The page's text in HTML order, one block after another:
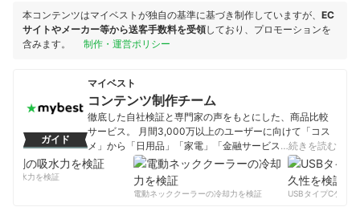
本コンテンツはマイベストが独自の基準に基づき制作していますが、 EC
サイトやメーカー等から送客手数料を受領しており、プロモーションを
含みます。
制作・運営ポリシー
ガイド
マイベスト
コンテンツ制作チーム
徹底した自社検証と専門家の声をもとにした、商品比較
サービス。 月間3,000万以上のユーザーに向けて「コス
メ」から「日用品」「家電」「金融サービス」まで、ベ
ストな商品を選んでもらうために、毎日コンテンツを制
コンテンツ制作チームのプロフィール
…続きを読む
吸水力を検証
電動ネッククーラーの冷却力を検証
USBタイプCケーブ